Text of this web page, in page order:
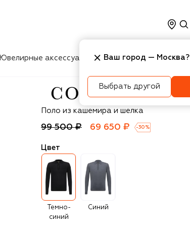
Ювелирные аксессуары Косметика Интерьер
Colombo
Поло из кашемира и шелка
99 500 ₽ 69 650 ₽ -30 %
Цвет
Темно-
синий
Синий
Ваш город — Москва?
Выбрать другой